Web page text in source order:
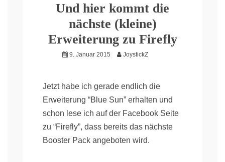
Und hier kommt die
nächste (kleine)
Erweiterung zu Firefly
9. Januar 2015 JoystickZ
Jetzt habe ich gerade endlich die
Erweiterung “Blue Sun” erhalten und
schon lese ich auf der Facebook Seite
zu “Firefly”, dass bereits das nächste
Booster Pack angeboten wird.